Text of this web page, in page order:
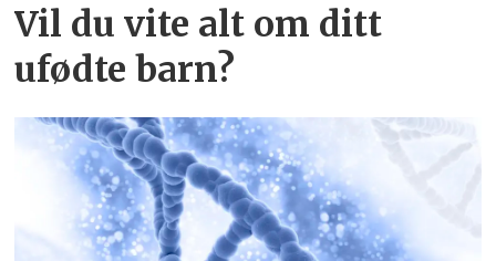
Vil du vite alt om ditt
ufødte barn?